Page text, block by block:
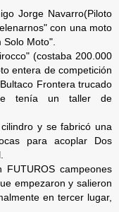
Jorge Navarro(Piloto
con una moto
Moto".
(costaba 200.000
entera de competición
Frontera trucado
tenía un taller de
y se fabricó una
para acoplar Dos
campeones
empezaron y salieron
en tercer lugar,